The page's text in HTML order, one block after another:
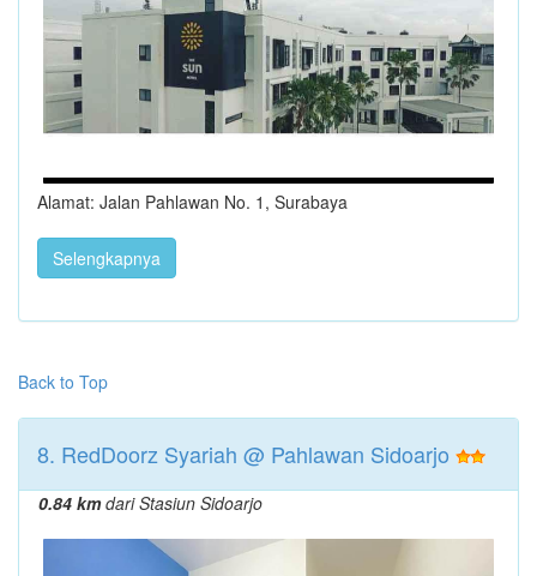
Alamat: Jalan Pahlawan No. 1, Surabaya
Selengkapnya
Back to Top
8. RedDoorz Syariah @ Pahlawan Sidoarjo
0.84 kmdari Stasiun Sidoarjo